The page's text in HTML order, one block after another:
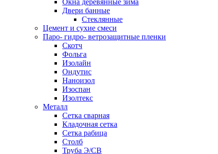
Окна деревянные зима
Двери банные
Стеклянные
Цемент и сухие смеси
Паро- гидро- ветрозащитные пленки
Скотч
Фольга
Изолайн
Ондутис
Наноизол
Изоспан
Изолтекс
Металл
Сетка сварная
Кладочная сетка
Сетка рабица
Столб
Труба Э/СВ